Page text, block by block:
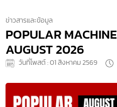
ข่าวสารและข้อมูล
POPULAR
AUGUST 2026
วันที่โพสต์ : 01 สิงหาคม 2569